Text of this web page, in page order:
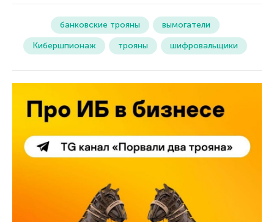
банковские трояны
вымогатели
Кибершпионаж
трояны шифровальщики